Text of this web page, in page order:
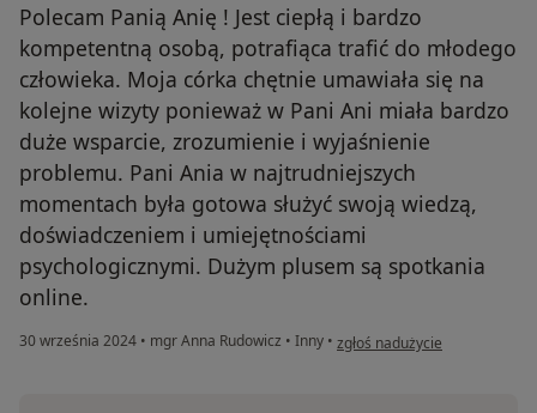
Polecam Panią Anię ! Jest ciepłą i bardzo
kompetentną osobą, potrafiąca trafić do młodego
człowieka. Moja córka chętnie umawiała się na
kolejne wizyty ponieważ w Pani Ani miała bardzo
duże wsparcie, zrozumienie i wyjaśnienie
problemu. Pani Ania w najtrudniejszych
momentach była gotowa służyć swoją wiedzą,
doświadczeniem i umiejętnościami
psychologicznymi. Dużym plusem są spotkania
online.
30 września 2024 • mgr Anna Rudowicz • Inny • w opinii użytkownika MS
zgłoś nadużycie